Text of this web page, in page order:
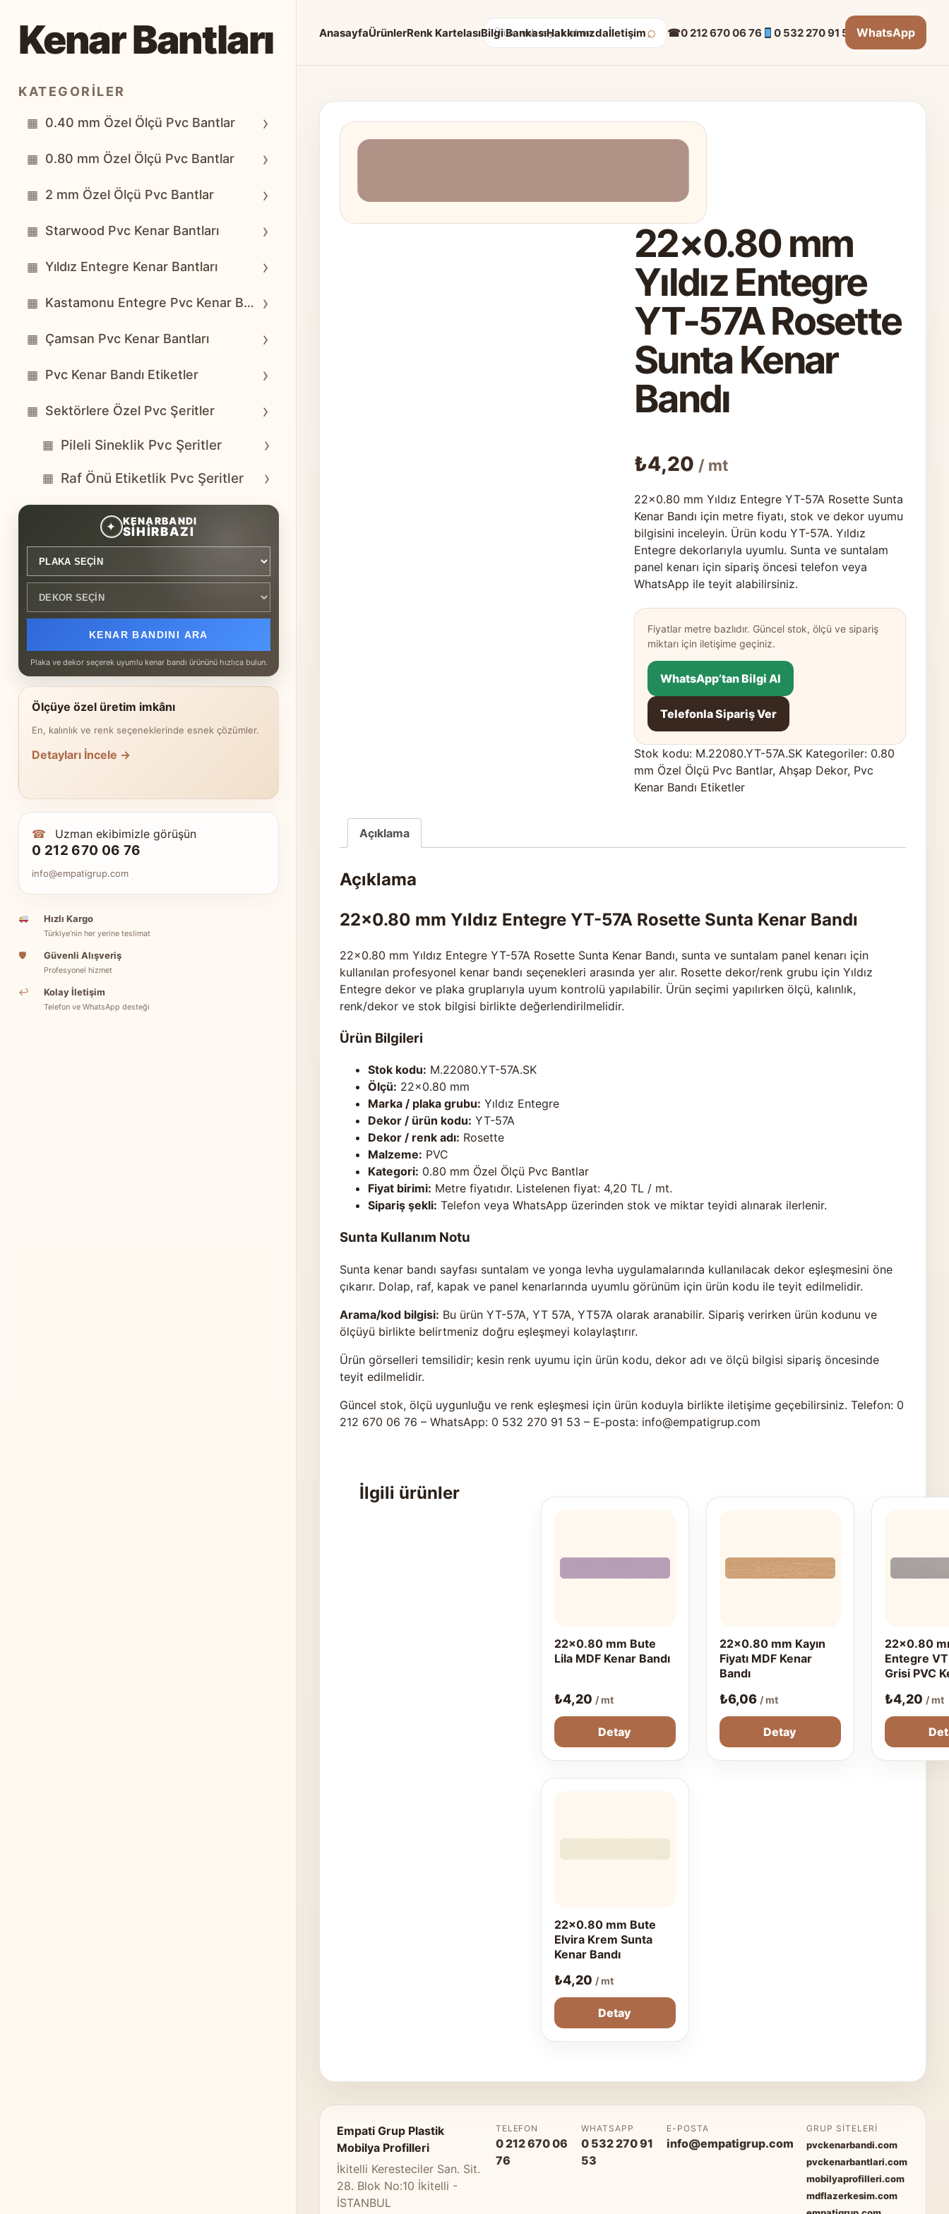
Kenar Bantları
KATEGORILER
▦ 0.40 mm Özel Ölçü Pvc Bantlar ›
▦ 0.80 mm Özel Ölçü Pvc Bantlar ›
▦ 2 mm Özel Ölçü Pvc Bantlar ›
▦ Starwood Pvc Kenar Bantları ›
▦ Yıldız Entegre Kenar Bantları ›
▦ Kastamonu Entegre Pvc Kenar Bantları ›
▦ Çamsan Pvc Kenar Bantları ›
▦ Pvc Kenar Bandı Etiketler ›
▦ Sektörlere Özel Pvc Şeritler ›
▦ Pileli Sineklik Pvc Şeritler ›
▦ Raf Önü Etiketlik Pvc Şeritler ›
✦ KENARBANDI
SİHİRBAZI
KENAR BANDINI ARA
Plaka ve dekor seçerek uyumlu kenar bandı ürününü hızlıca bulun.
Ölçüye özel üretim imkânı
En, kalınlık ve renk seçeneklerinde esnek çözümler.
Detayları İncele →
☎ Uzman ekibimizle görüşün
0 212 670 06 76
info@empatigrup.com
Hızlı Kargo
Türkiye’nin her yerine teslimat
🛡 Güvenli Alışveriş
Profesyonel hizmet
↩ Kolay İletişim
Telefon ve WhatsApp desteği
AnasayfaÜrünlerRenk KartelasıBilgi BankasıHakkımızdaİletişim
Arama: ⌕ ☎0 212 670 06 76 0 532 270 91 53 WhatsApp
22×0.80 mm
Yıldız Entegre
YT-57A Rosette
Sunta Kenar
Bandı
₺4,20 / mt
22×0.80 mm Yıldız Entegre YT-57A Rosette Sunta
Kenar Bandı için metre fiyatı, stok ve dekor uyumu
bilgisini inceleyin. Ürün kodu YT-57A. Yıldız
Entegre dekorlarıyla uyumlu. Sunta ve suntalam
panel kenarı için sipariş öncesi telefon veya
WhatsApp ile teyit alabilirsiniz.
Fiyatlar metre bazlıdır. Güncel stok, ölçü ve sipariş
miktarı için iletişime geçiniz.
WhatsApp’tan Bilgi Al
Telefonla Sipariş Ver
Stok kodu: M.22080.YT-57A.SK Kategoriler: 0.80
mm Özel Ölçü Pvc Bantlar,Ahşap Dekor, Pvc
Kenar Bandı Etiketler
Açıklama
Açıklama
22×0.80 mm Yıldız Entegre YT-57A Rosette Sunta Kenar Bandı
22×0.80 mm Yıldız Entegre YT-57A Rosette Sunta Kenar Bandı, sunta ve suntalam panel kenarı için
kullanılan profesyonel kenar bandı seçenekleri arasında yer alır. Rosette dekor/renk grubu için Yıldız
Entegre dekor ve plaka gruplarıyla uyum kontrolü yapılabilir. Ürün seçimi yapılırken ölçü, kalınlık,
renk/dekor ve stok bilgisi birlikte değerlendirilmelidir.
Ürün Bilgileri
Stok kodu: M.22080.YT-57A.SK
Ölçü: 22×0.80 mm
Marka / plaka grubu: Yıldız Entegre
Dekor / ürün kodu: YT-57A
Dekor / renk adı: Rosette
Malzeme: PVC
Kategori: 0.80 mm Özel Ölçü Pvc Bantlar
Fiyat birimi: Metre fiyatıdır. Listelenen fiyat: 4,20 TL / mt.
Sipariş şekli: Telefon veya WhatsApp üzerinden stok ve miktar teyidi alınarak ilerlenir.
Sunta Kullanım Notu
Sunta kenar bandı sayfası suntalam ve yonga levha uygulamalarında kullanılacak dekor eşleşmesini öne
çıkarır. Dolap, raf, kapak ve panel kenarlarında uyumlu görünüm için ürün kodu ile teyit edilmelidir.
Arama/kod bilgisi: Bu ürün YT-57A, YT 57A, YT57A olarak aranabilir. Sipariş verirken ürün kodunu ve
ölçüyü birlikte belirtmeniz doğru eşleşmeyi kolaylaştırır.
Ürün görselleri temsilidir; kesin renk uyumu için ürün kodu, dekor adı ve ölçü bilgisi sipariş öncesinde
teyit edilmelidir.
Güncel stok, ölçü uygunluğu ve renk eşleşmesi için ürün koduyla birlikte iletişime geçebilirsiniz. Telefon: 0
212 670 06 76 – WhatsApp: 0 532 270 91 53 – E-posta: info@empatigrup.com
İlgili ürünler
22x0.80 mm Bute
Lila MDF Kenar Bandı
₺4,20 / mt
Detay
22x0.80 mm Kayın
Fiyatı MDF Kenar
Bandı
₺6,06 / mt
Detay
22x0.80
Entegre
Grisi PVC
₺4,20 / mt
22x0.80 mm Bute
Elvira Krem Sunta
Kenar Bandı
₺4,20 / mt
Detay
Empati Grup Plastik
Mobilya Profilleri
İkitelli Keresteciler San. Sit.
28. Blok No:10 İkitelli -
İSTANBUL
TELEFON
0 212 670 06
76
WHATSAPP
0 532 270 91
53
E-POSTA
info@empatigrup.com
GRUP SITELERI
pvckenarbandi.com
pvckenarbantlari.com
mobilyaprofilleri.com
mdflazerkesim.com